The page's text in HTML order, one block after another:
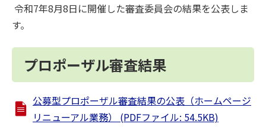
令和7年8月8日に開催した審査委員会の結果を公表しま
す。
プロポーザル審査結果
公募型プロポーザル審査結果の公表（ホームページ
リニューアル業務） (PDFファイル: 54.5KB)